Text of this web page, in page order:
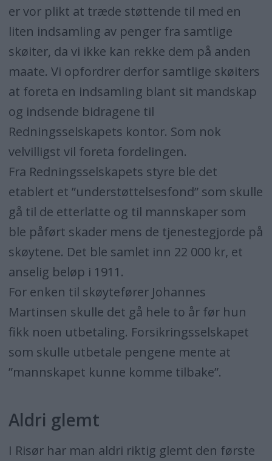
er vor plikt at træde støttende til med en
liten indsamling av penger fra samtlige
skøiter, da vi ikke kan rekke dem på anden
maate. Vi opfordrer derfor samtlige skøiters
at foreta en indsamling blant sit mandskap
og indsende bidragene til
Redningsselskapets kontor. Som nok
velvilligst vil foreta fordelingen.
Fra Redningsselskapets styre ble det
etablert et ”understøttelsesfond” som skulle
gå til de etterlatte og til mannskaper som
ble påført skader mens de tjenestegjorde på
skøytene. Det ble samlet inn 22 000 kr, et
anselig beløp i 1911.
For enken til skøytefører Johannes
Martinsen skulle det gå hele to år før hun
fikk noen utbetaling. Forsikringsselskapet
som skulle utbetale pengene mente at
”mannskapet kunne komme tilbake”.
Aldri glemt
I Risør har man aldri riktig glemt den første